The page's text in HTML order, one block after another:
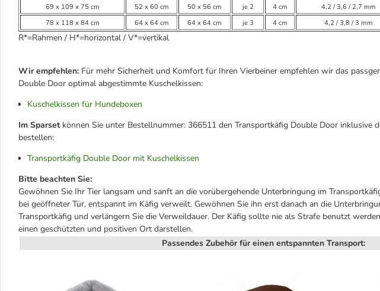
69 x 109 x 75 cm
52 x 60 cm 50 x 56 cm je 2 4 cm 4,2 / 3,6 / 2,7 mm
78 x 118 x 84 cm
64 x 64 cm 64 x 64 cm je 3 4 cm 4,2 / 3,8 / 3 mm
R*=Rahmen / H*=horizontal / V*=vertikal
Wir empfehlen: Für mehr Sicherheit und Komfort für Ihren Vierbeiner empfehlen wir das
Double Door optimal abgestimmte Kuschelkissen:
Kuschelkissen für Hundeboxen
Im Sparsetkönnen Sie unter Bestellnummer: 366511 den Transportkäfig Double Door inklusive
bestellen:
Transportkäfig Double Door mit Kuschelkissen
Bitte beachten Sie:
Gewöhnen Sie Ihr Tier langsam und sanft an die vorübergehende Unterbringung im
bei geöffneter Tür, entspannt im Käfig verweilt. Gewöhnen Sie ihn erst danach an die
Transportkäfig und verlängern Sie die Verweildauer. Der Käfig sollte nie als Strafe benutzt
einen geschützten und positiven Ort darstellen.
Passendes Zubehör für einen entspannten Transport: